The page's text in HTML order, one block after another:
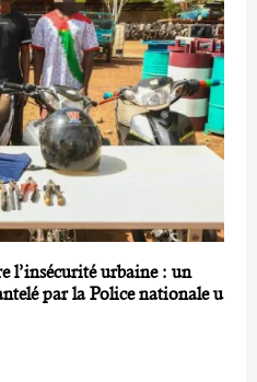
l’insécurité urbaine : un
par la Police nationale u